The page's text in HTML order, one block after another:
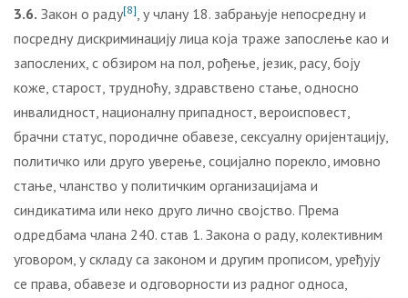
3.6. Закон о раду[8], у члану 18. забрањује непосредну и
посредну дискриминацију лица која траже запослење као и
запослених, с обзиром на пол, рођење, језик, расу, боју
коже, старост, трудноћу, здравствено стање, односно
инвалидност, националну припадност, вероисповест,
брачни статус, породичне обавезе, сексуалну оријентацију,
политичко или друго уверење, социјално порекло, имовно
стање, чланство у политичким организацијама и
синдикатима или неко друго лично својство. Према
одредбама члана 240. став 1. Закона о раду, колективним
уговором, у складу са законом и другим прописом, уређују
се права, обавезе и одговорности из радног односа,